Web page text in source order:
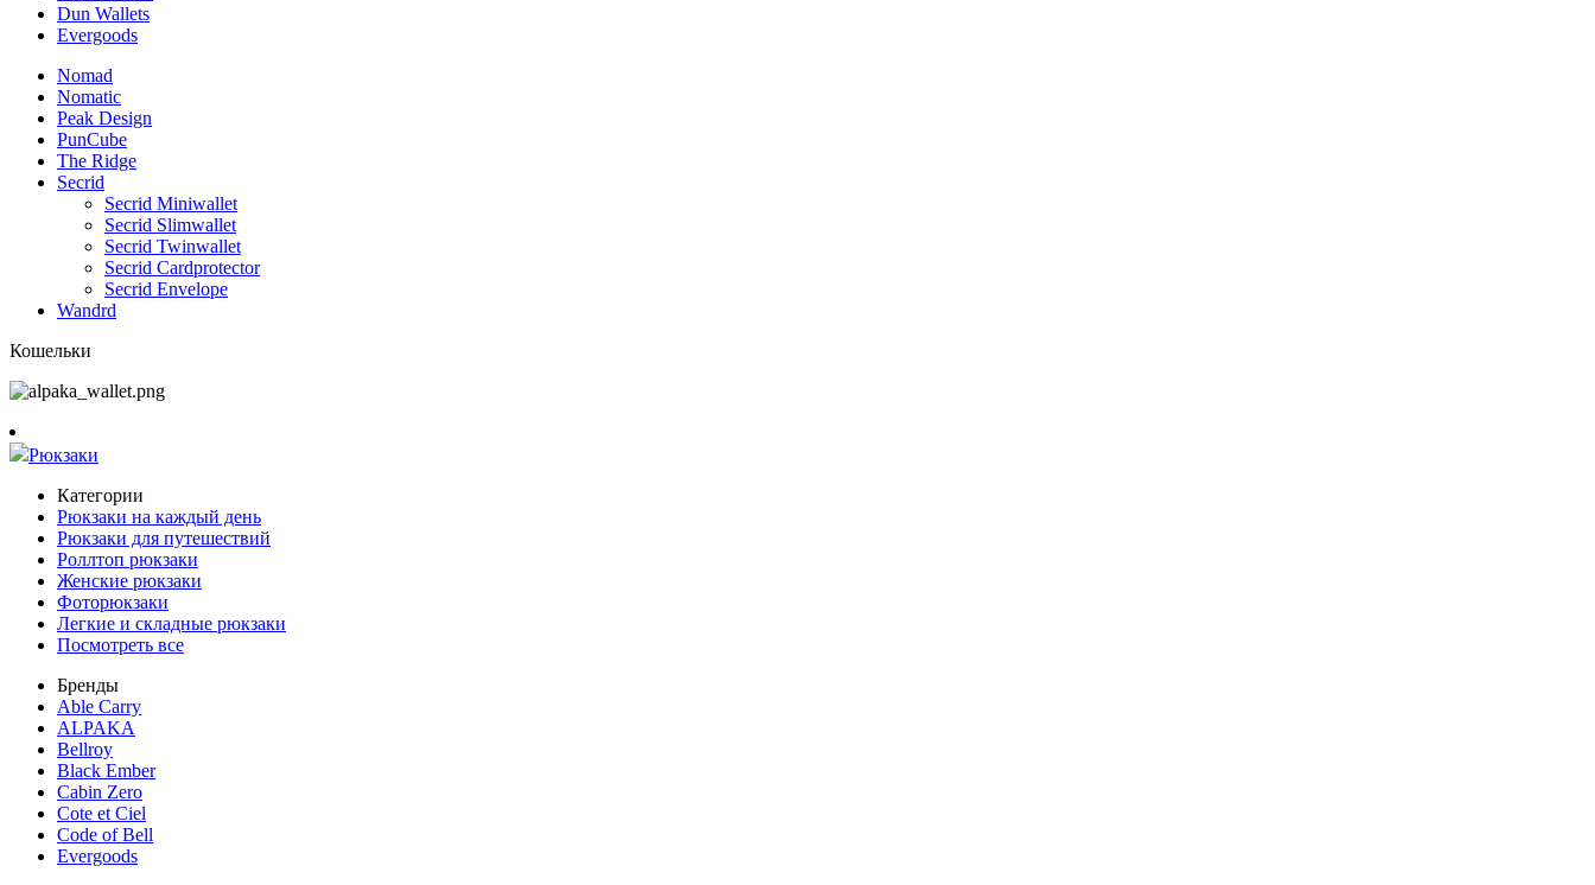
Dun Wallets
Evergoods
Nomad
Nomatic
Peak Design
PunCube
The Ridge
Secrid
Secrid Miniwallet
Secrid Slimwallet
Secrid Twinwallet
Secrid Cardprotector
Secrid Envelope
Wandrd
Кошельки
Рюкзаки
Категории
Рюкзаки на каждый день
Рюкзаки для путешествий
Роллтоп рюкзаки
Женские рюкзаки
Фоторюкзаки
Легкие и складные рюкзаки
Посмотреть все
Бренды
Able Carry
ALPAKA
Bellroy
Black Ember
Cabin Zero
Cote et Ciel
Code of Bell
Evergoods